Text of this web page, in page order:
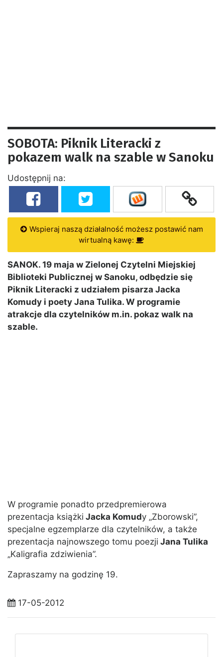
SOBOTA: Piknik Literacki z
pokazem walk na szable w Sanoku
Udostępnij na:
Wspieraj naszą działalność możesz postawić nam
wirtualną kawę:
SANOK. 19 maja w Zielonej Czytelni Miejskiej
Biblioteki Publicznej w Sanoku, odbędzie się
Piknik Literacki z udziałem pisarza Jacka
Komudy i poety Jana Tulika. W programie
atrakcje dla czytelników m.in. pokaz walk na
szable.
W programie ponadto przedpremierowa
prezentacja książki Jacka Komudy „Zborowski”,
specjalne egzemplarze dla czytelników, a także
prezentacja najnowszego tomu poezji Jana Tulika
„Kaligrafia zdziwienia”.
Zapraszamy na godzinę 19.
17-05-2012